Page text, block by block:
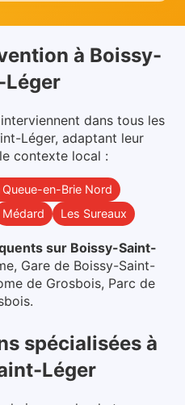
à Boissy-
dans tous les
Léger, adaptant leur
contexte local :
Queue-en-Brie Nord
Médard Les Sureaux
sur Boissy-Saint-
Gare de Boissy-Saint-
de Grosbois, Parc de
.
spécialisées à
Léger